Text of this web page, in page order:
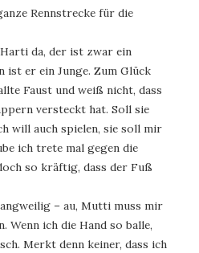
Rennstrecke für die
da, der ist zwar ein
ist er ein Junge. Zum Glück
Faust und weiß nicht, dass
versteckt hat. Soll sie
will auch spielen, sie soll mir
ich trete mal gegen die
so kräftig, dass der Fuß
– au, Mutti muss mir
Wenn ich die Hand so balle,
Merkt denn keiner, dass ich